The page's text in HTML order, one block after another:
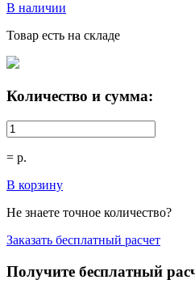
В наличии
Товар есть на складе
Количество и сумма:
= р.
В корзину
Не знаете точное количество?
Заказать бесплатный расчет
Получите бесплатный